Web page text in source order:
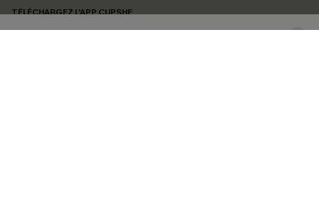
TÉLÉCHARGEZ L’APP CUPSHE